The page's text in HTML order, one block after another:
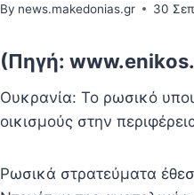
By news.makedonias.gr 30
(Πηγή:
Ουκρανία: Το ρωσικό
οικισμούς στην
Ρωσικά στρατεύματα